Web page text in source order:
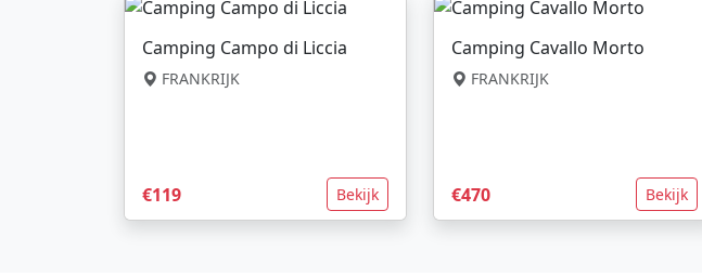
Camping Campo di Liccia
FRANKRIJK
€119 Bekijk
Camping Cavallo Morto
FRANKRIJK
€470 Bekijk